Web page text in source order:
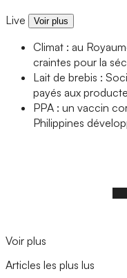
Live Voir plus
Climat : au
craintes pour la
Lait de brebis :
payés aux
PPA : un vaccin
Philippines
Voir plus
Articles les plus lus